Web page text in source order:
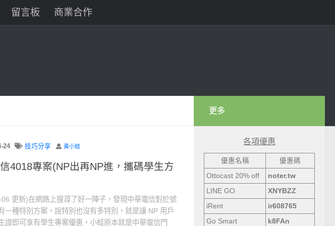
留言板 商業合作
24 技巧分享 黃小蛙
4018專案(NP出再NP進，攜碼學生方
更新)在網路上搜尋了好一陣子，發現中華電信對於號
一種特別方案，說特別也沒有多特別，就是讓 NP 用戶
證即可享有學生專案優惠，小蛙原本就是中華電信門
更多
各項優惠
優惠名稱
優惠碼
Ottocast 20% off
noter.tw
LINE GO
XNYBZZ
iRent
ir608765
Go Smart
k8FAn